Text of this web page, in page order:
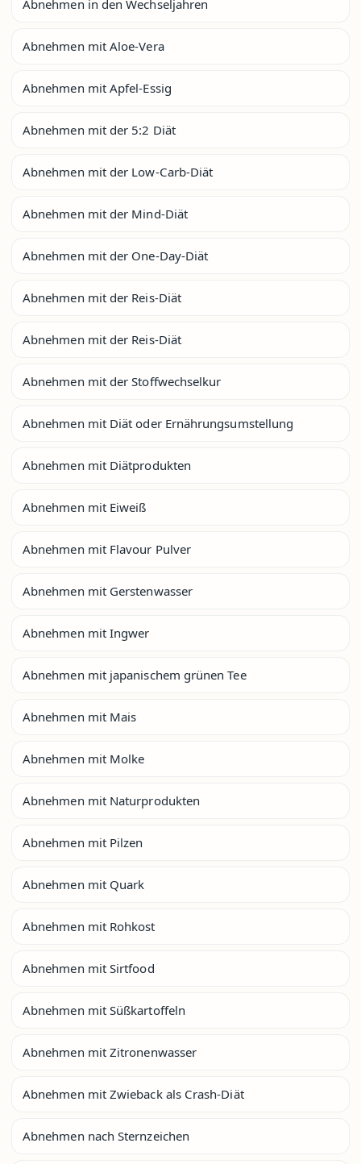
Abnehmen in den Wechseljahren
Abnehmen mit Aloe-Vera
Abnehmen mit Apfel-Essig
Abnehmen mit der 5:2 Diät
Abnehmen mit der Low-Carb-Diät
Abnehmen mit der Mind-Diät
Abnehmen mit der One-Day-Diät
Abnehmen mit der Reis-Diät
Abnehmen mit der Reis-Diät
Abnehmen mit der Stoffwechselkur
Abnehmen mit Diät oder Ernährungsumstellung
Abnehmen mit Diätprodukten
Abnehmen mit Eiweiß
Abnehmen mit Flavour Pulver
Abnehmen mit Gerstenwasser
Abnehmen mit Ingwer
Abnehmen mit japanischem grünen Tee
Abnehmen mit Mais
Abnehmen mit Molke
Abnehmen mit Naturprodukten
Abnehmen mit Pilzen
Abnehmen mit Quark
Abnehmen mit Rohkost
Abnehmen mit Sirtfood
Abnehmen mit Süßkartoffeln
Abnehmen mit Zitronenwasser
Abnehmen mit Zwieback als Crash-Diät
Abnehmen nach Sternzeichen